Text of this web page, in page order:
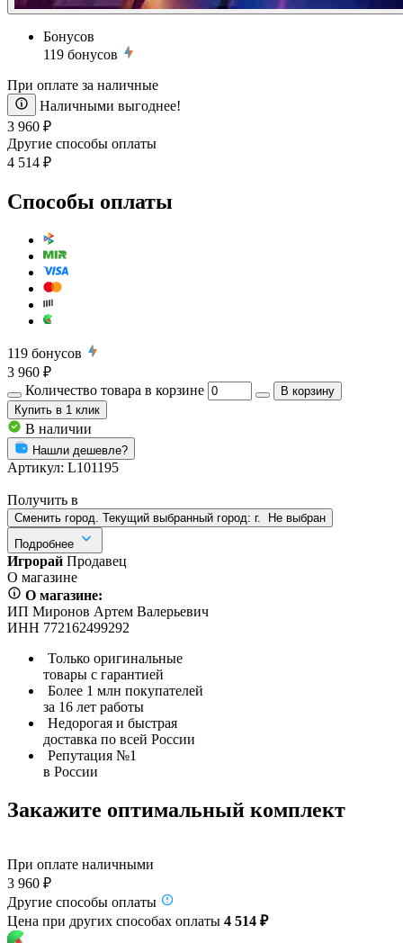
Бонусов
119 бонусов
При оплате за наличные
Наличными выгоднее!
3 960 ₽
Другие способы оплаты
4 514 ₽
Способы оплаты
119 бонусов
3 960 ₽
Количество товара в корзине
В корзину
Купить в 1 клик
В наличии
Нашли дешевле?
Артикул: L101195
Получить в
Сменить город. Текущий выбранный город: г.
Не выбран
Подробнее
Игрорай Продавец
О магазине
О магазине:
ИП Миронов Артем Валерьевич
ИНН 772162499292
Только оригинальные
товары с гарантией
Более 1 млн покупателей
за 16 лет работы
Недорогая и быстрая
доставка по всей России
Репутация №1
в России
Закажите оптимальный комплект
При оплате наличными
3 960 ₽
Другие способы оплаты
Цена при других способах оплаты 4 514 ₽